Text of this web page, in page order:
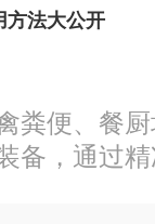
无菌操作
空气管道
过滤器中
在规定范
正常。检
方法大公开
粪便、餐
备，通过